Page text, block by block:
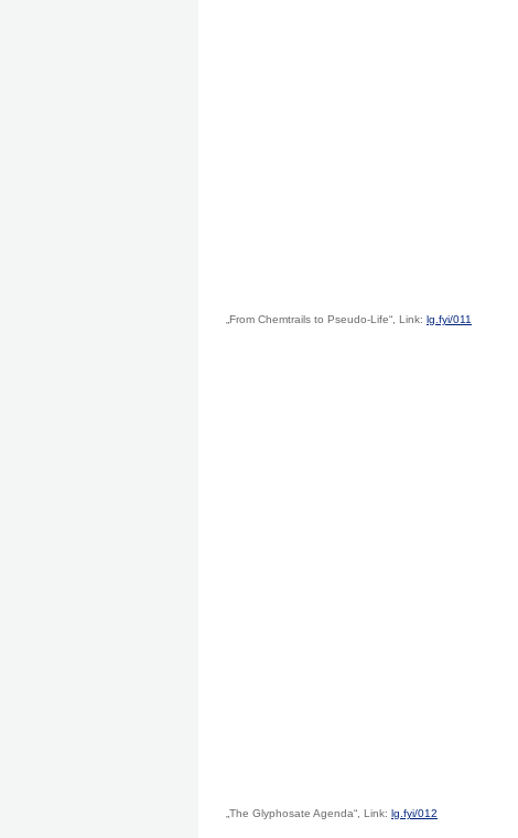
„From Chemtrails to Pseudo-Life“, Link: lg.fyi/011
„The Glyphosate Agenda“, Link: lg.fyi/012